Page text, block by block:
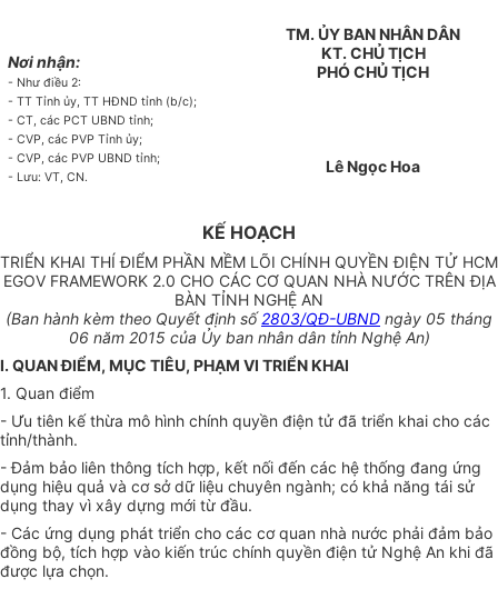
Nơi nhận:
- Như điều 2:
- TT Tỉnh ủy, TT HĐND tỉnh (b/c);
- CT, các PCT UBND tỉnh;
- CVP, các PVP Tỉnh ủy;
- CVP, các PVP UBND tỉnh;
- Lưu: VT, CN.
TM. ỦYBAN NHÂN DÂN
KT. CHỦ TỊCH
PHÓ CHỦ TỊCH
Lê Ngọc Hoa
KẾ HOẠCH
TRIỂN KHAI THÍ ĐIỂM PHẦN MỀM LÕI CHÍNH QUYỀN ĐIỆN TỬ HCM
EGOV FRAMEWORK 2.0 CHO CÁC CƠ QUAN NHÀ NƯỚC TRÊN ĐỊA
BÀN TỈNH NGHỆ AN
(Ban hành kèm theo Quyết định số2803/QĐ-UBND ngày 05 tháng
06 năm 2015 của Ủy ban nhân dân tỉnh Nghệ An)
I. QUAN ĐIỂM, MỤC TIÊU, PHẠM VI TRIỂN KHAI
1. Quan điểm
- Ưu tiên kế thừa mô hình chính quyền điện tử đã triển khai cho các
tỉnh/thành.
- Đảm bảo liên thông tích hợp, kết nối đến các hệ thống đang ứng
dụng hiệu quả và cơ sở dữ liệu chuyên ngành; có khả năng tái sử
dụng thay vì xây dựng mới từ đầu.
- Các ứng dụng phát triển cho các cơ quan nhà nước phải đảm bảo
đồng bộ, tích hợp vào kiến trúc chính quyền điện tử Nghệ An khi đã
được lựa chọn.